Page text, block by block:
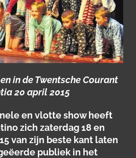
in de Twentsche Courant
20 april 2015
en vlotte show heeft
zich zaterdag 18 en
van zijn beste kant laten
publiek in het